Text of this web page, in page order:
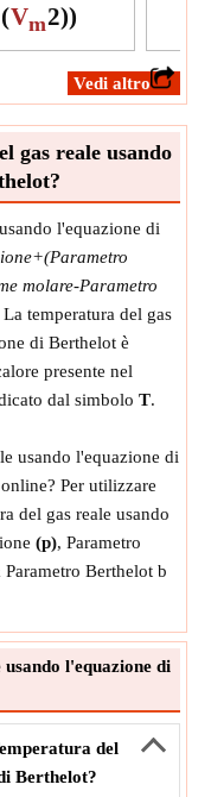
(Vm2))
​Vedi altro
gas reale usando
l'equazione di
molare-Parametro
temperatura del gas
di Berthelot è
presente nel
dal simbolo T.
usando l'equazione di
Per utilizzare
del gas reale usando
(p), Parametro
Berthelot b
l'equazione di
del
Berthelot?